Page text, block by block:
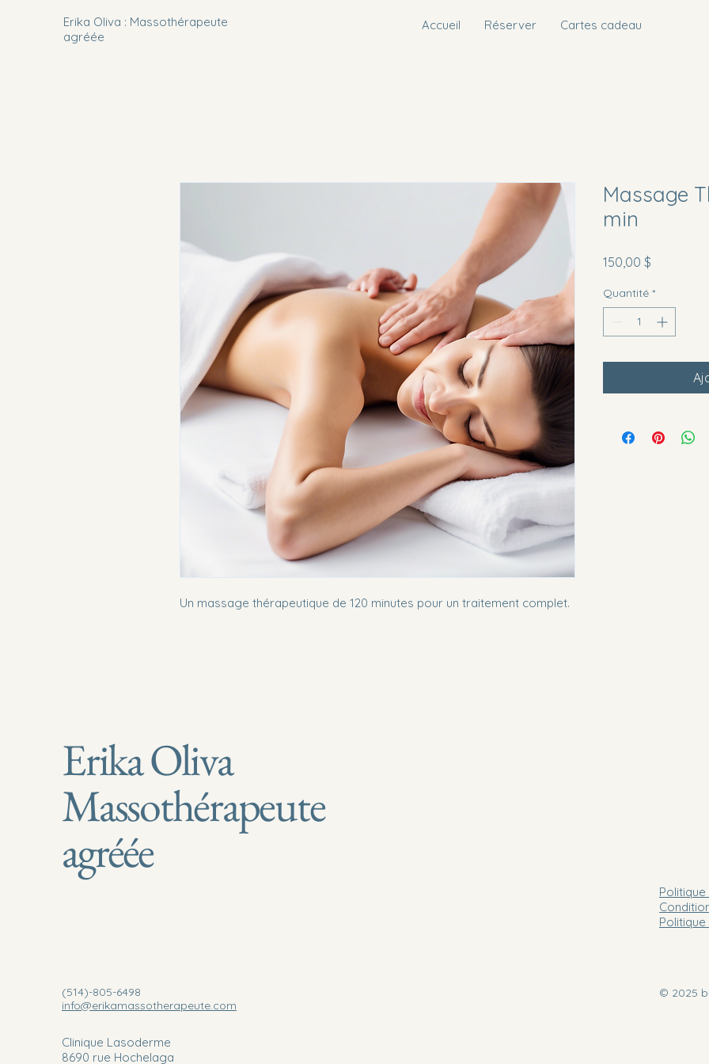
Erika Oliva : Massothérapeute
agréée
Accueil Réserver Cartes cadeau
Un massage thérapeutique de 120 minutes pour un traitement complet.
Massage
min
150,00 $
Quantité *
Erika Oliva
Massothérapeute
agréée
(514)-805-6498
info@erikamassotherapeute.com
Clinique Lasoderme
8690 rue Hochelaga
© 2025